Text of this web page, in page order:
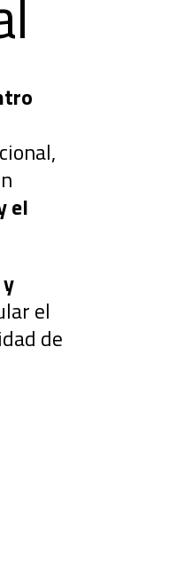
el
el
de